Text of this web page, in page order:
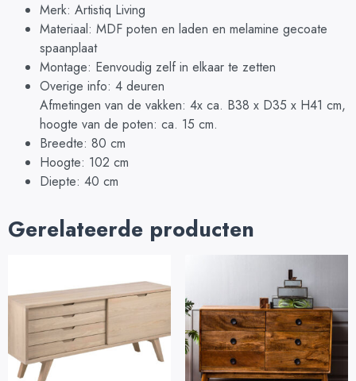
Merk: Artistiq Living
Materiaal: MDF poten en laden en melamine gecoate
spaanplaat
Montage: Eenvoudig zelf in elkaar te zetten
Overige info: 4 deuren
Afmetingen van de vakken: 4x ca. B38 x D35 x H41 cm,
hoogte van de poten: ca. 15 cm.
Breedte: 80 cm
Hoogte: 102 cm
Diepte: 40 cm
Gerelateerde producten